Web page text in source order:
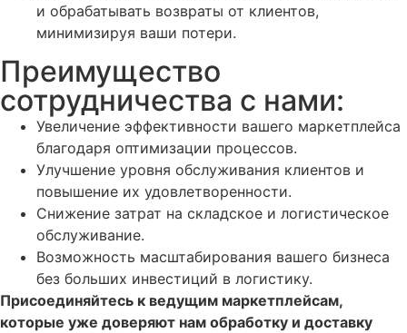
и обрабатывать возвраты от клиентов,
минимизируя ваши потери.
Преимущество
сотрудничества с нами:
Увеличение эффективности вашего маркетплейса
благодаря оптимизации процессов.
Улучшение уровня обслуживания клиентов и
повышение их удовлетворенности.
Снижение затрат на складское и логистическое
обслуживание.
Возможность масштабирования вашего бизнеса
без больших инвестиций в логистику.
Присоединяйтесь к ведущим маркетплейсам,
которые уже доверяют нам обработку и доставку